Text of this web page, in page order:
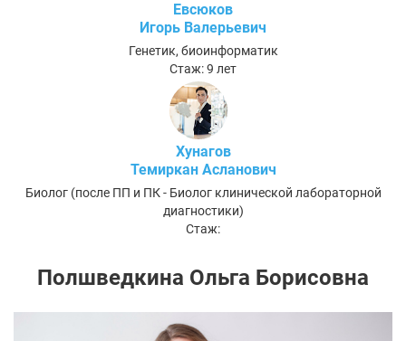
Евсюков
Игорь Валерьевич
Генетик, биоинформатик
Стаж: 9 лет
Хунагов
Темиркан Асланович
Биолог (после ПП и ПК - Биолог клинической лабораторной
диагностики)
Стаж:
Полшведкина Ольга Борисовна